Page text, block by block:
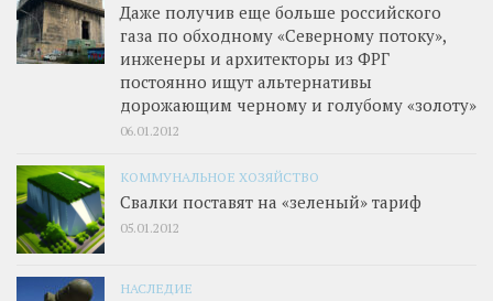
Даже получив еще больше российского
газа по обходному «Северному потоку»,
инженеры и архитекторы из ФРГ
постоянно ищут альтернативы
дорожающим черному и голубому «золоту»
06.01.2012
КОММУНАЛЬНОЕ ХОЗЯЙСТВО
Свалки поставят на «зеленый» тариф
05.01.2012
НАСЛЕДИЕ